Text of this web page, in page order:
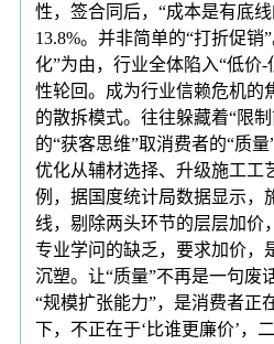
性，签合同后，“成本是有底
13.8%。并非简单的“打折促销
化”为由，行业全体陷入“低价
性轮回。成为行业信赖危机的
的散拆模式。往往躲藏着“限
的“获客思维”取消费者的“质
优化从辅材选择、升级施工工
例，据国度统计局数据显示，
线，剔除两头环节的层层加价
专业学问的缺乏，要求加价，
沉塑。让“质量”不再是一句废
“规模扩张能力”，是消费者正
下，不正在于‘比谁更廉价’，